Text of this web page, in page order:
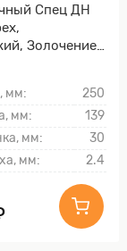
Спец ДН
Золочение
мм:
250
мм:
139
мм:
30
мм:
2.4